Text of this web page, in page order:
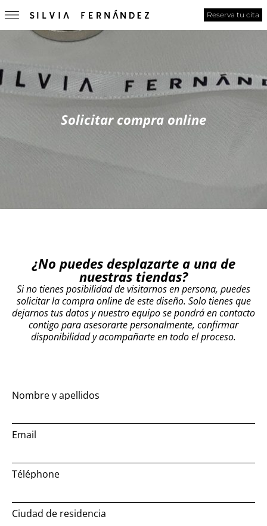
Reserva tu cita
Solicitar compra online
¿No puedes desplazarte a una de
nuestras tiendas?
Si no tienes posibilidad de visitarnos en persona, puedes
solicitar la compra online de este diseño. Solo tienes que
dejarnos tus datos y nuestro equipo se pondrá en contacto
contigo para asesorarte personalmente, confirmar
disponibilidad y acompañarte en todo el proceso.
Nombre y apellidos
Email
Téléphone
Ciudad de residencia